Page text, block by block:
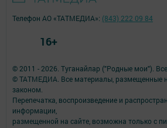
© 2011 - 2026. Туганайлар ("Родные мои").
© ТАТМЕДИА. Все материалы, размещенные
законом.
Перепечатка, воспроизведение и
информации,
размещенной на сайте, возможна только с
Телефон АО «ТАТМЕДИА»: (843) 222 09 84
16+